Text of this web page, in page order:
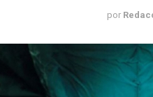
por